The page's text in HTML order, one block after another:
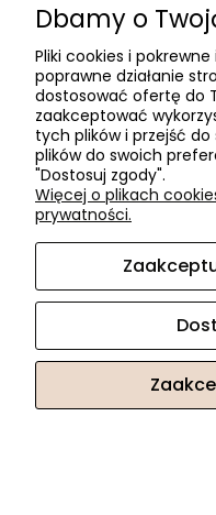
PEKA
Dbamy o
Pliki cookies i
poprawne działanie
dostosować ofertę do
zaakceptować
tych plików i przejść
plików do swoich
"Dostosuj zgody".
Więcej o plikach
prywatności.